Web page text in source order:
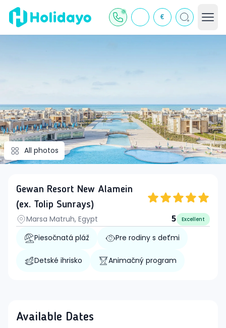
€
All photos
Gewan Resort New Alamein
(ex. Tolip Sunrays)
Marsa Matruh, Egypt
5 Excellent
Piesočnatá pláž Pre rodiny s deťmi
Detské ihrisko Animačný program
Available Dates